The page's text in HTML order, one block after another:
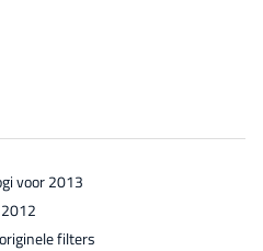
voor 2013
filters